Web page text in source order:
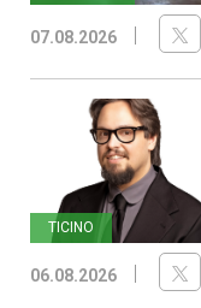
07.08.2026
TICINO
06.08.2026